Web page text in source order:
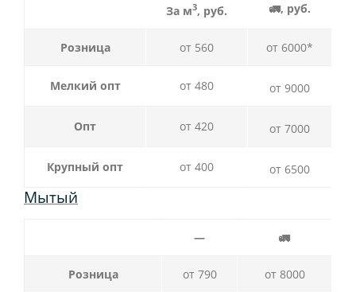
За м3, руб. 🚛, руб.
Розница от 560 от 6000*
Мелкий опт от 480 от 9000
Опт от 420 от 7000
Крупный опт от 400 от 6500
Мытый
— 🚛
Розница от 790 от 8000